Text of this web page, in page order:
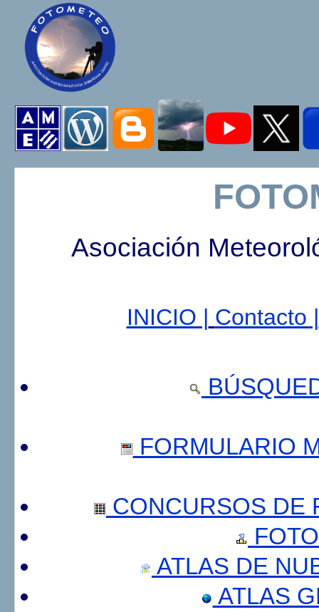
Asociación
INICIO | Contacto |
FORMULARIO
CONCURSOS DE
ATLAS DE
ATLAS